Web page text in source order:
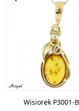
Wisiorek P3001-